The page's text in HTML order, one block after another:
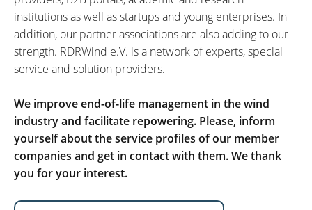
institutions as well as startups and young enterprises. In
addition, our partner associations are also adding to our
strength. RDRWind e.V. is a network of experts, special
service and solution providers.
We improve end-of-life management in the wind
industry and facilitate repowering. Please, inform
yourself about the service profiles of our member
companies and get in contact with them. We thank
you for your interest.